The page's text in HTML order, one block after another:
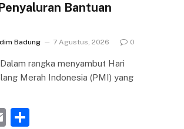
Bantuan
Badung 7 Agustus, 2026 0
rangka menyambut Hari
Merah Indonesia (PMI) yang
E